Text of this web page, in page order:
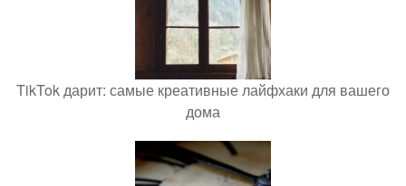
TikTok дарит: самые креативные лайфхаки для вашего
дома